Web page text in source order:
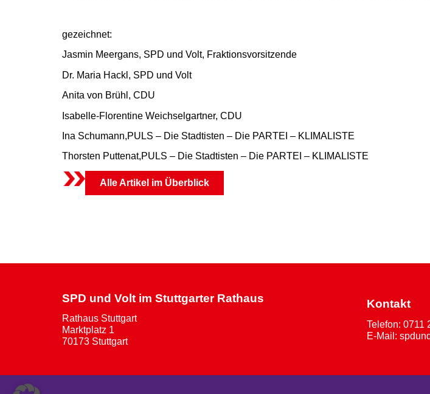
gezeichnet:
Jasmin Meergans, SPD und Volt, Fraktionsvorsitzende
Dr. Maria Hackl, SPD und Volt
Anita von Brühl, CDU
Isabelle-Florentine Weichselgartner, CDU
Ina Schumann,PULS – Die Stadtisten – Die PARTEI – KLIMALISTE
Thorsten Puttenat,PULS – Die Stadtisten – Die PARTEI – KLIMALISTE
Alle Artikel im Überblick
SPD und Volt im Stuttgarter Rathaus
Rathaus Stuttgart
Marktplatz 1
70173 Stuttgart
Kontakt
Telefon: 0711
E-Mail: